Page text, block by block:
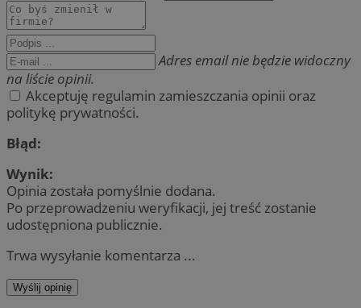
Adres email nie będzie widoczny
na liście opinii.
Akceptuję regulamin zamieszczania opinii oraz
politykę prywatności.
Błąd:
Wynik:
Opinia została pomyślnie dodana.
Po przeprowadzeniu weryfikacji, jej treść zostanie
udostępniona publicznie.
Trwa wysyłanie komentarza ...
Wyślij opinię